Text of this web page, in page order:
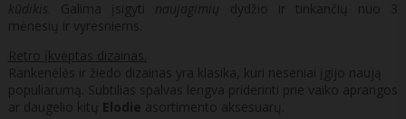
kūdikis . Galima įsigyti naujagimių dydžio ir tinkančių nuo 3
mėnesių ir vyresniems.
Retro įkvėptas dizainas.
Rankenėlės ir žiedo dizainas yra klasika, kuri neseniai įgijo naują
populiarumą. Subtilias spalvas lengva priderinti prie vaiko aprangos
ar daugelio kitų Elodie asortimento aksesuarų.